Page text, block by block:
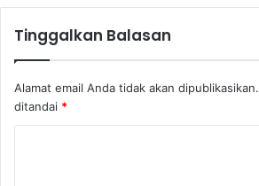
Tinggalkan Balasan
Alamat email Anda tidak akan dipublikasikan.
ditandai *